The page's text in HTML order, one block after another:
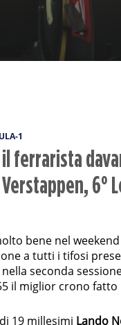
1
ferrarista
6°
bene nel
a tutti i tifosi
seconda
il miglior crono
19 millesimi Lando